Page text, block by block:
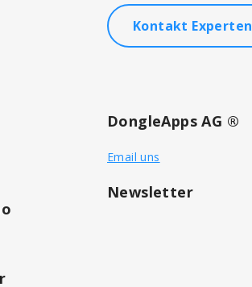
Kontakt Experten
DongleApps AG ®
Email uns
Newsletter